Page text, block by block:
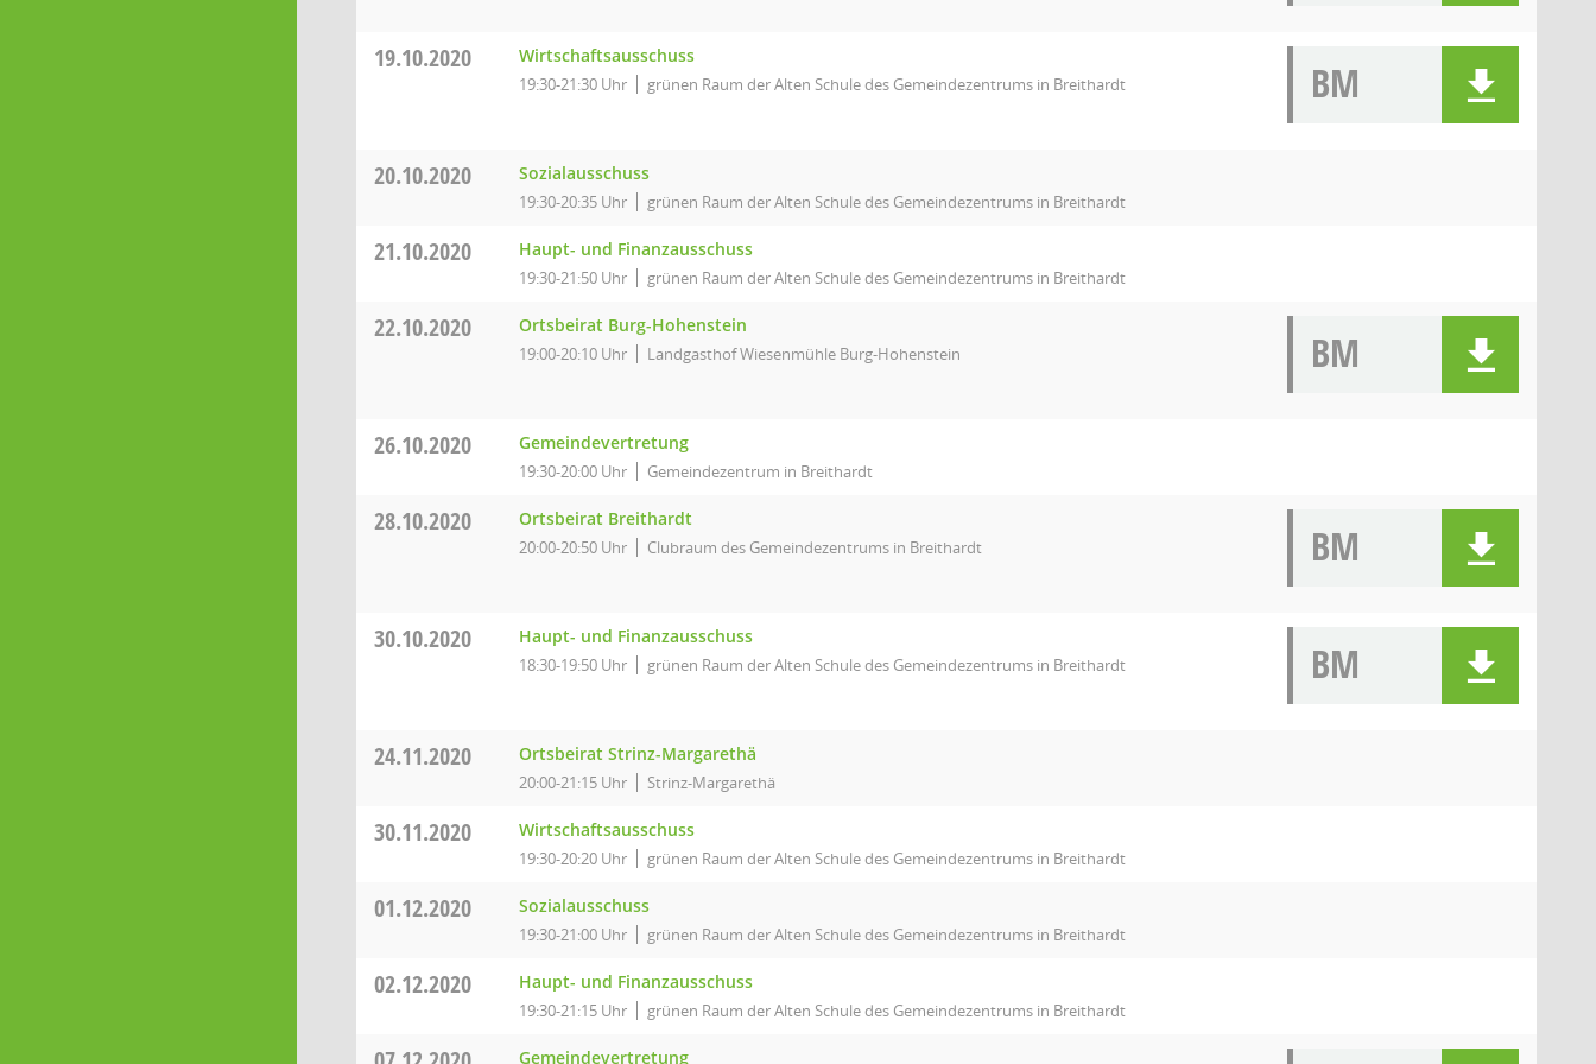
19.10.2020 Wirtschaftsausschuss
19:30-21:30 Uhr grünen Raum der Alten Schule des Gemeindezentrums in Breithardt BM
20.10.2020 Sozialausschuss
19:30-20:35 Uhr grünen Raum der Alten Schule des Gemeindezentrums in Breithardt
21.10.2020 Haupt- und Finanzausschuss
19:30-21:50 Uhr grünen Raum der Alten Schule des Gemeindezentrums in Breithardt
22.10.2020 Ortsbeirat Burg-Hohenstein
19:00-20:10 Uhr Landgasthof Wiesenmühle Burg-Hohenstein BM
26.10.2020 Gemeindevertretung
19:30-20:00 Uhr Gemeindezentrum in Breithardt
28.10.2020 Ortsbeirat Breithardt
20:00-20:50 Uhr Clubraum des Gemeindezentrums in Breithardt BM
30.10.2020 Haupt- und Finanzausschuss
18:30-19:50 Uhr grünen Raum der Alten Schule des Gemeindezentrums in Breithardt BM
24.11.2020 Ortsbeirat Strinz-Margarethä
20:00-21:15 Uhr Strinz-Margarethä
30.11.2020 Wirtschaftsausschuss
19:30-20:20 Uhr grünen Raum der Alten Schule des Gemeindezentrums in Breithardt
01.12.2020 Sozialausschuss
19:30-21:00 Uhr grünen Raum der Alten Schule des Gemeindezentrums in Breithardt
02.12.2020 Haupt- und Finanzausschuss
19:30-21:15 Uhr grünen Raum der Alten Schule des Gemeindezentrums in Breithardt
Gemeindevertretung